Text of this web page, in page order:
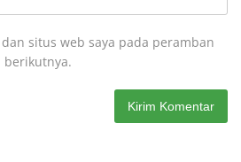
situs web saya pada peramban
berikutnya.